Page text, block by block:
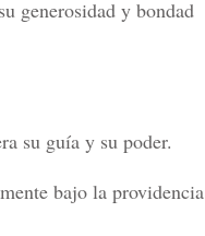
generosidad y bondad
su guía y su poder.
bajo la providencia